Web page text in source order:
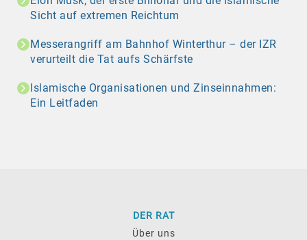
Sicht auf extremen Reichtum
Messerangriff am Bahnhof Winterthur – der IZR
verurteilt die Tat aufs Schärfste
Islamische Organisationen und Zinseinnahmen:
Ein Leitfaden
DER RAT
Über uns